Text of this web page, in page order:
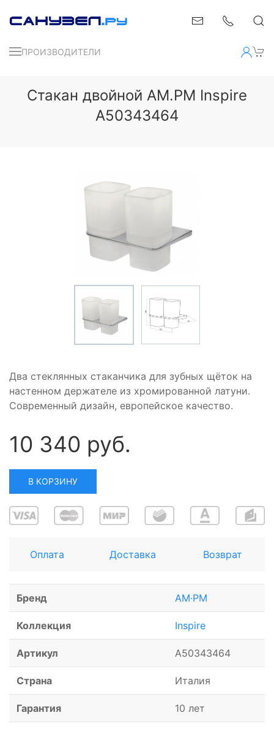
ПРОИЗВОДИТЕЛИ
Стакан двойной AM.PM Inspire
A50343464
Два стеклянных стаканчика для зубных щёток на
настенном держателе из хромированной латуни.
Современный дизайн, европейское качество.
10 340 руб.
В КОРЗИНУ
Оплата Доставка Возврат
Бренд AM·PM
Коллекция Inspire
Артикул A50343464
Страна Италия
Гарантия 10 лет